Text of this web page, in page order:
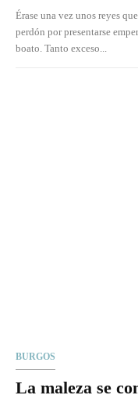
Érase una vez unos reyes
perdón por presentarse
boato. Tanto exceso...
BURGOS
La maleza se